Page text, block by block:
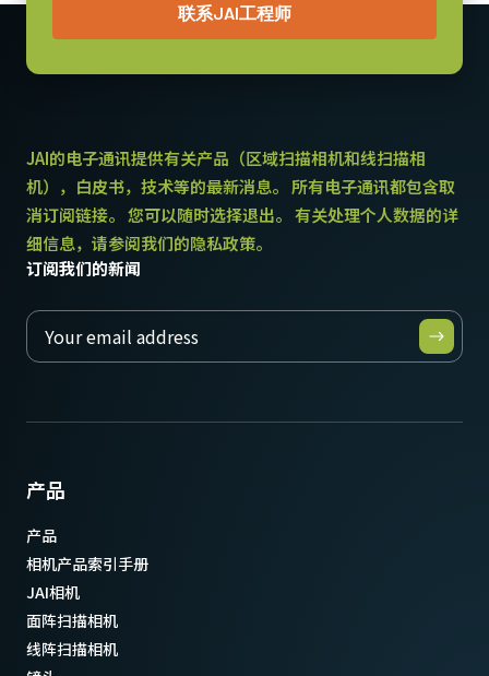
联系JAI工程师
JAI的电子通讯提供有关产品（区域扫描相机和线扫描相
机），白皮书，技术等的最新消息。 所有电子通讯都包含取
消订阅链接。 您可以随时选择退出。 有关处理个人数据的详
细信息，请参阅我们的隐私政策。
订阅我们的新闻
产品
产品
相机产品索引手册
JAI相机
面阵扫描相机
线阵扫描相机